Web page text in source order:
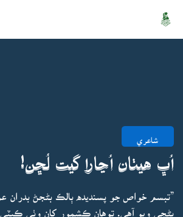
شاعري
اُڀ هيٺان اُڃارا گيت لُڇن!
”تبسم خواص جو پسنديده ٻالڪ بڻجڻ بدران
بڻجي ويو آهي. توهان ڪشمور کان وٺي ڪيٽي